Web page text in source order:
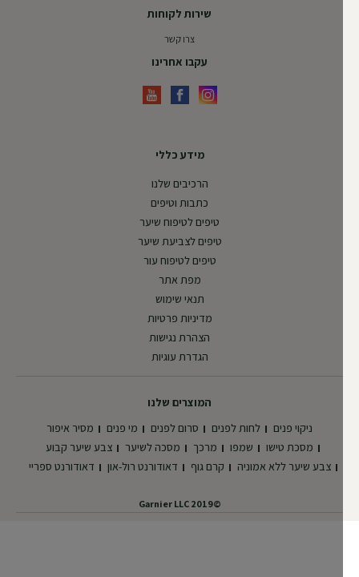
המוצרים שלנו
ניקוי פנים
לחות לפנים סרום לפנים מי פנים
מסיר איפור
מסכת טישו
שמפו מרכך מסכה לשיער
צבע שיער קבוע
צבע שיער ללא אמוניה
קרם גוף דאודורנט רול-און דאודורנט ספריי
מידע כללי
הרכיבים שלנו
כתבות וטיפים
טיפים לטיפוח שיער
טיפים לצביעת שיער
טיפים לטיפוח עור
מפת אתר
תנאי שימוש
מדיניות פרטיות
הצהרת נגישות
הגדרת עוגיות
שירות לקוחות
צרו קשר
עקבו אחרינו